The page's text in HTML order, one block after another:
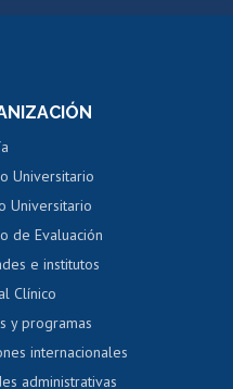
Perfeccionamiento
Evaluación docente
Calificación académica
Postulación al AUCAI
Tarjeta TUI
Universitario
Universitario
de Evaluación
e institutos
Clínico
y programas
internacionales
administrativas